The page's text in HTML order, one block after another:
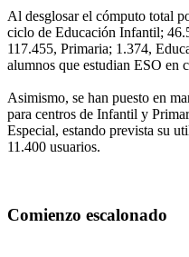
Al desglosar el cómputo total
ciclo de Educación Infantil;
117.455, Primaria; 1.374,
alumnos que estudian ESO en
Asimismo, se han puesto en
para centros de Infantil y
Especial, estando prevista su
11.400 usuarios.
Comienzo escalonado